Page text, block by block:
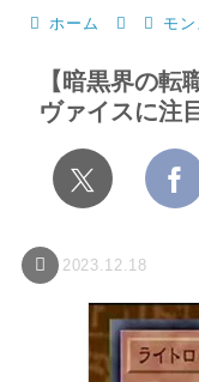
ホーム モ
【暗黒界の転
ヴァイスに注
2023.12.18